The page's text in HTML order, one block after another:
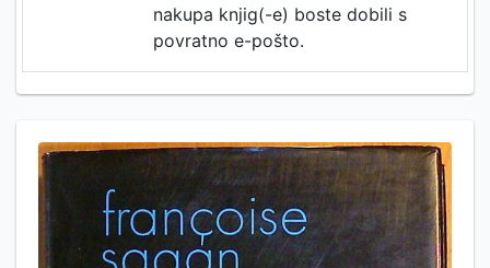
nakupa knjig(-e) boste dobili s
povratno e-pošto.